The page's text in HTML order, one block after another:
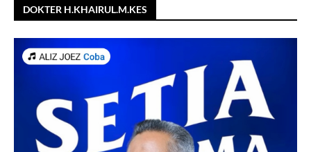
DOKTER H.KHAIRUL.M.KES